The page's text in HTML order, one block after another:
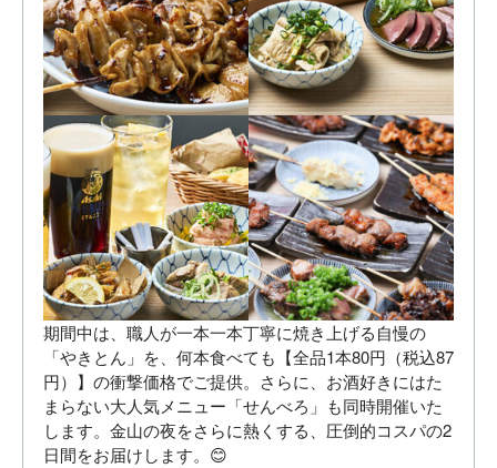
期間中は、職人が一本一本丁寧に焼き上げる自慢の
「やきとん」を、何本食べても【全品1本80円（税込87
円）】の衝撃価格でご提供。さらに、お酒好きにはた
まらない大人気メニュー「せんべろ」も同時開催いた
します。金山の夜をさらに熱くする、圧倒的コスパの2
日間をお届けします。😊